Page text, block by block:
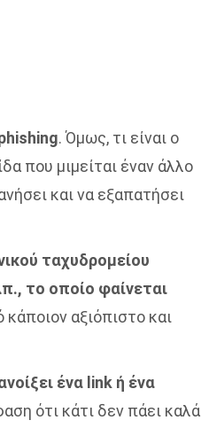
. Όμως, τι είναι ο
που μιμείται έναν άλλο
και να εξαπατήσει
ταχυδρομείου
το οποίο φαίνεται
αξιόπιστο και
ένα link ή ένα
ότι κάτι δεν πάει καλά